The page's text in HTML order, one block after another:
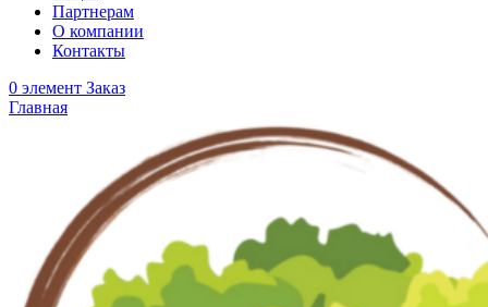
Партнерам
О компании
Контакты
0 элемент Заказ
Главная